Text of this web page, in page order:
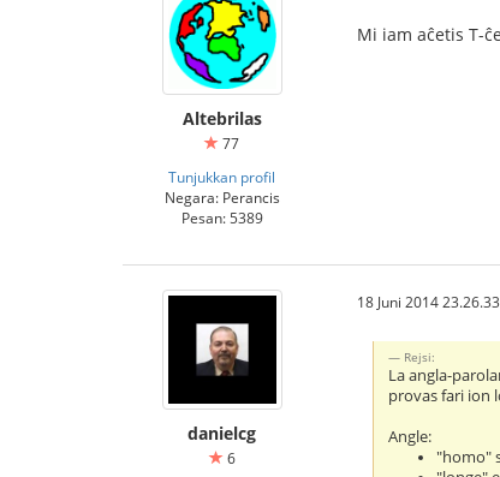
Altebrilas
77
Tunjukkan profil
Negara: Perancis
Pesan: 5389
Mi iam aĉetis T-
danielcg
6
18 Juni 2014 23.26.33
Rejsi:
La angla-
provas fari ion
Angle:
"homo"